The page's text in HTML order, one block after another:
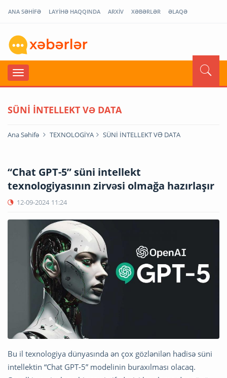
ANA SƏHİFƏ LAYİHƏ HAQQINDA ARXİV XƏBƏRLƏR ƏLAQƏ
SÜNİ İNTELLEKT VƏ DATA
Ana Səhifə TEXNOLOGİYA SÜNİ İNTELLEKT VƏ DATA
“Chat GPT-5” süni intellekt
texnologiyasının zirvəsi olmağa hazırlaşır
12-09-2024 11:24
Bu il texnologiya dünyasında ən çox gözlənilən hadisə süni
intellektin “Chat GPT-5” modelinin buraxılması olacaq.